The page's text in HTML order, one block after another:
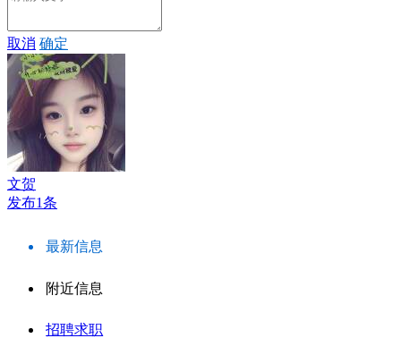
取消 确定
文贺
发布1条
最新信息
附近信息
招聘求职